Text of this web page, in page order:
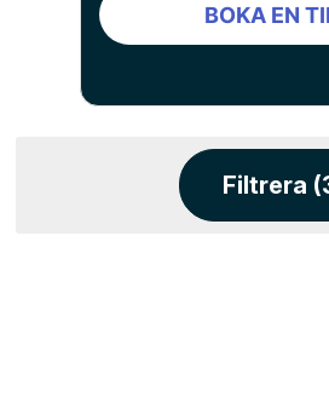
BOKA EN
Filtrera